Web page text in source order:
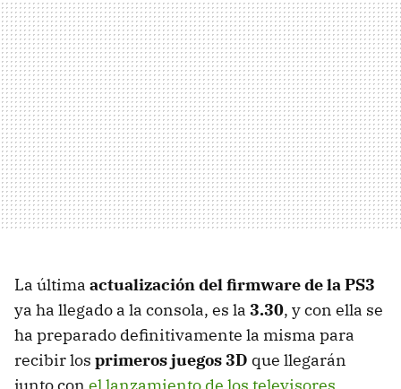
La última actualización del firmware de la PS3
ya ha llegado a la consola, es la 3.30, y con ella se
ha preparado definitivamente la misma para
recibir los primeros juegos 3D que llegarán
junto con el lanzamiento de los televisores